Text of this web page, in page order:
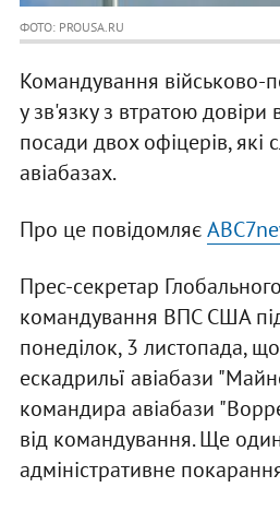
ФОТО: PROUSA.RU
Командування військово-
у зв'язку з втратою довіри
посади двох офіцерів,
авіабазах.
Про це повідомляє
Прес-секретар
командування ВПС США
понеділок, 3 листопада,
ескадрильї авіабази
командира авіабази
від командування. Ще
адміністративне